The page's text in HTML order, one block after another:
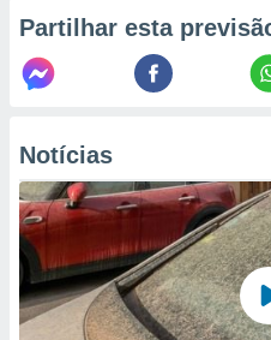
criar
da
medir o
dos
os
de
Partilhar esta
Notícias